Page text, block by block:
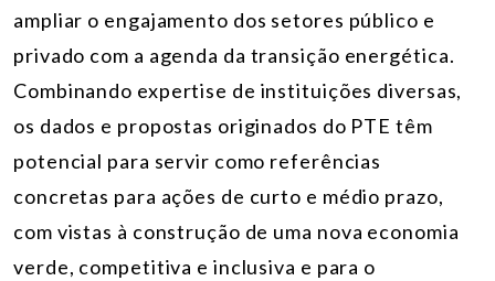
ampliar o engajamento dos setores público e
privado com a agenda da transição energética.
Combinando expertise de instituições diversas,
os dados e propostas originados do PTE têm
potencial para servir como referências
concretas para ações de curto e médio prazo,
com vistas à construção de uma nova economia
verde, competitiva e inclusiva e para o